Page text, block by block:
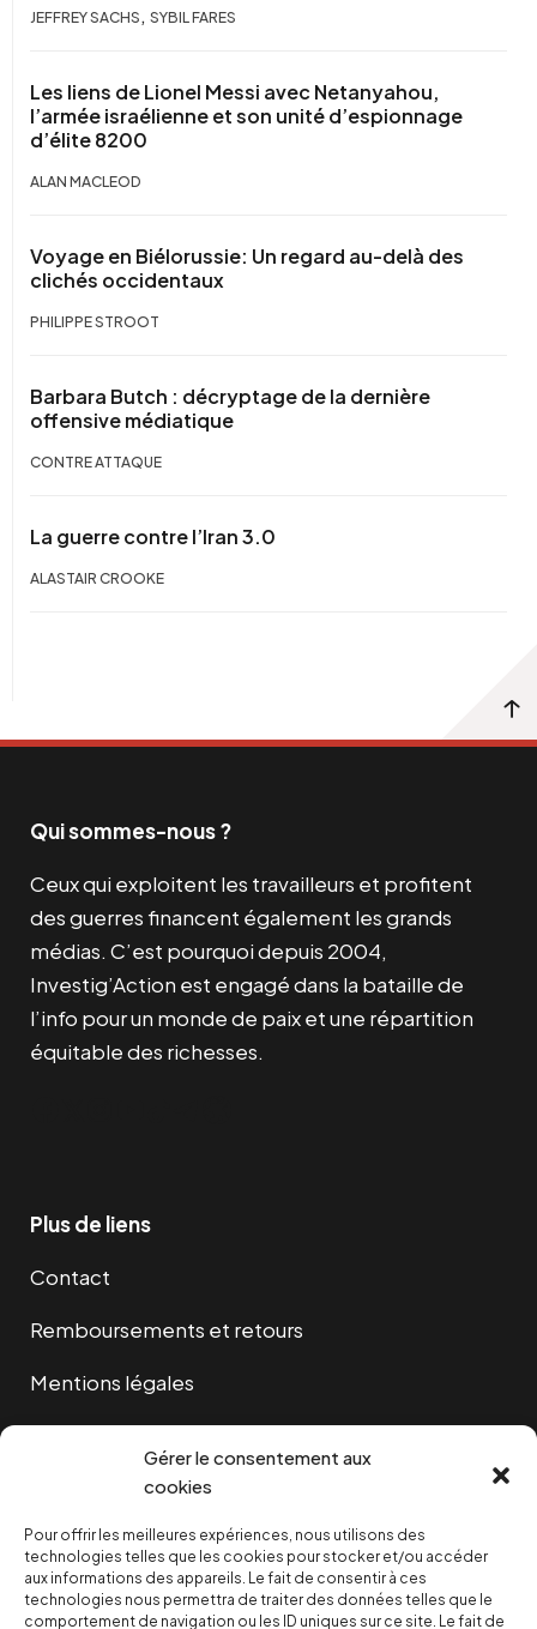
Gérer le consentement aux
cookies
Pour offrir les meilleures expériences, nous utilisons des
technologies telles que les cookies pour stocker et/ou accéder
aux informations des appareils. Le fait de consentir à ces
technologies nous permettra de traiter des données telles que le
comportement de navigation ou les ID uniques sur ce site. Le fait de
JEFFREY SACHS , SYBIL FARES
Les liens de Lionel Messi avec Netanyahou,
l’armée israélienne et son unité d’espionnage
d’élite 8200
ALAN MACLEOD
Voyage en Biélorussie: Un regard au-delà des
clichés occidentaux
PHILIPPE STROOT
Barbara Butch : décryptage de la dernière
offensive médiatique
CONTRE ATTAQUE
La guerre contre l’Iran 3.0
ALASTAIR CROOKE
Qui sommes-nous ?
Ceux qui exploitent les travailleurs et profitent
des guerres financent également les grands
médias. C’est pourquoi depuis 2004,
Investig’Action est engagé dans la bataille de
l’info pour un monde de paix et une répartition
équitable des richesses.
Plus de liens
Contact
Remboursements et retours
Mentions légales
NOUS SOUTENIR
NOTRE NEWSLETTER